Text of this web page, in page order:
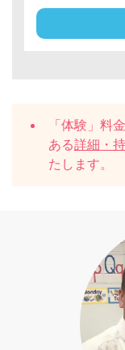
「体験」料
ある詳細・
たします。